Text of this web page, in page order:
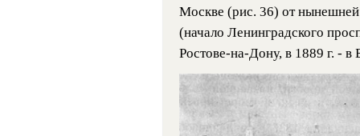
Москве (рис. 36) от
(начало Ленинградского
Ростове-на-Дону, в 1889 г. - в